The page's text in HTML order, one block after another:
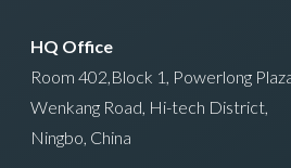
HQ Office
Room 402,Block 1, Powerlong
Wenkang Road, Hi-tech District,
Ningbo, China